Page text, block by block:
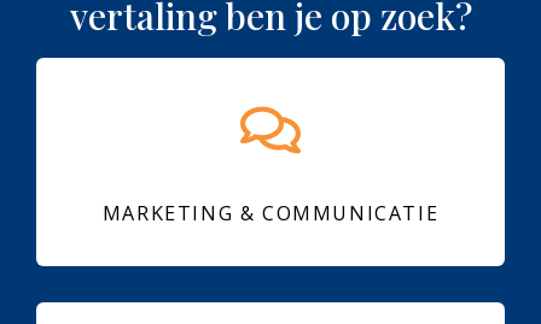
vertaling ben je op zoek?
MARKETING & COMMUNICATIE